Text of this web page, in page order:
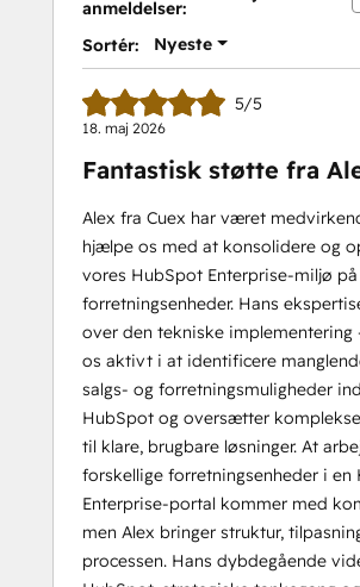
anmeldelser:
Sortér: Nyeste
5/5
18. maj 2026
Fantastisk støtte fra
Alex fra Cuex har været
hjælpe os med at konsolidere og
vores HubSpot Enterprise-miljø
forretningsenheder. Hans
over den tekniske implementering
os aktivt i at identificere
salgs- og forretningsmuligheder
HubSpot og oversætter
til klare, brugbare løsninger. At
forskellige forretningsenheder i en
Enterprise-portal kommer med
men Alex bringer struktur,
processen. Hans dybdegående